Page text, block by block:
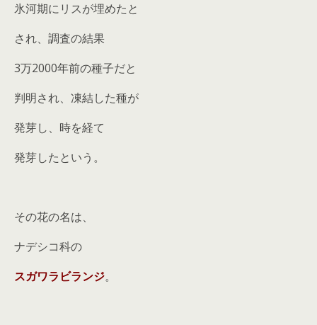
氷河期にリスが埋めたと
され、調査の結果
3万2000年前の種子だと
判明され、凍結した種が
発芽し、時を経て
発芽したという。
その花の名は、
ナデシコ科の
スガワラビランジ。